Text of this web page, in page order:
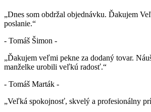
„Dnes som obdržal objednávku. Ďakujem
poslanie.“
- Tomáš Šimon -
„Ďakujem veľmi pekne za dodaný tovar.
manželke urobili veľkú radosť.“
- Tomáš Marták -
„Veľká spokojnosť, skvelý a profesionálny